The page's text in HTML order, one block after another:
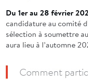
Du 1er au 28 février
candidature au comité
sélection à soumettre
aura lieu à l’automne
Comment